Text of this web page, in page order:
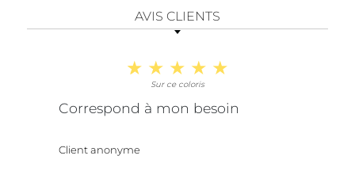
AVIS CLIENTS
Sur ce coloris
Correspond à mon besoin
Client anonyme